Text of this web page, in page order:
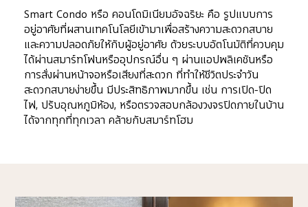
Smart Condo หรือ คอนโดมิเนียมอัจฉริยะ คือ รูปแบบการ
อยู่อาศัยที่ผสานเทคโนโลยีเข้ามาเพื่อสร้างความสะดวกสบาย
และความปลอดภัยให้กับผู้อยู่อาศัย ด้วยระบบอัตโนมัติที่ควบคุม
ได้ผ่านสมาร์ทโฟนหรืออุปกรณ์อื่น ๆ ผ่านแอปพลิเคชันหรือ
การสั่งผ่านหน้าจอหรือเสียงที่สะดวก ที่ทำให้ชีวิตประจำวัน
สะดวกสบายง่ายขึ้น มีประสิทธิภาพมากขึ้น เช่น การเปิด-ปิด
ไฟ, ปรับอุณหภูมิห้อง, หรือตรวจสอบกล้องวงจรปิดภายในบ้าน
ได้จากทุกที่ทุกเวลา คล้ายกับสมาร์ทโฮม